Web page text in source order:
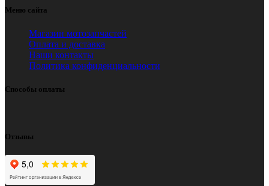
Меню сайта
Магазин мотозапчастей
Оплата и доставка
Наши контакты
Политика конфиденциальности
Способы оплаты
Отзывы